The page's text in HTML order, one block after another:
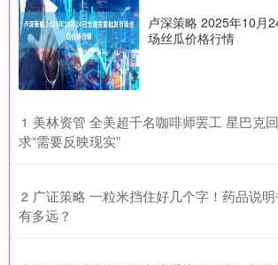
卢深策略 2025年10月
场丝瓜价格行情
1 美林资管 全美超千名咖啡师罢工 星巴克
求“需要反映现实”
2 广证策略 一粒米挡住好几个字！药品说明
有多远？